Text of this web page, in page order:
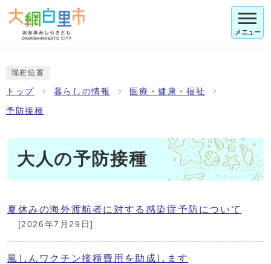
メニュー
現在位置
トップ 暮らしの情報 医療・健康・福祉
予防接種
大人の予防接種
夏休みの海外渡航者に対する感染症予防について
[2026年7月29日]
風しんワクチン接種費用を助成します